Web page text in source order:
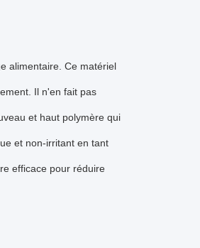
alimentaire. Ce matériel
Il n'en fait pas
et haut polymère qui
et non-irritant en tant
efficace pour réduire